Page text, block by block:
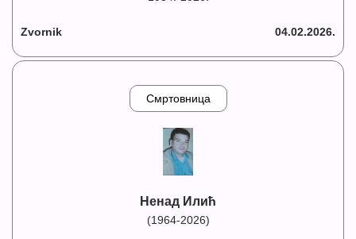
Zvornik 04.02.2026.
Смртовница
Ненад Илић
(1964-2026)